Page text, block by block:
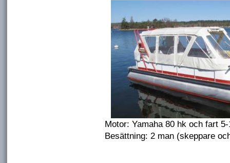
Motor: Yamaha 80 hk och fart
Besättning: 2 man (skeppare